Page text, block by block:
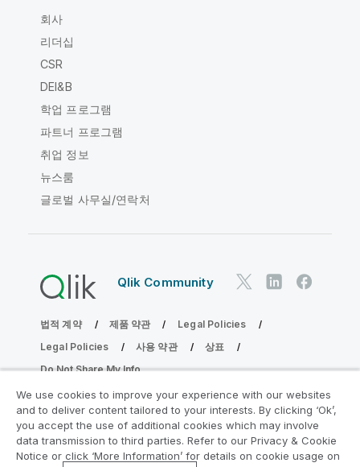
회사
리더십
CSR
DEI&B
학업 프로그램
파트너 프로그램
취업 정보
뉴스룸
글로벌 사무실/연락처
Qlik Community
법적 계약 제품 약관
Legal Policies
Legal Policies
사용 약관
상표
Do Not Share My Info
Copyright © 1993-2026 QlikTech International AB. 무단 전재
및 복제를 금합니다.
We use cookies to improve your experience with our websites
and to deliver content tailored to your interests. By clicking ‘Ok’,
you accept the use of additional cookies which may involve
data transmission to third parties. Refer to our Privacy & Cookie
Notice or click ‘More Information’ for details on cookie usage on